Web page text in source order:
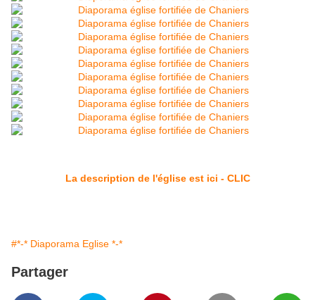
La description de l'église est ici - CLIC
#*-* Diaporama Eglise *-*
Partager